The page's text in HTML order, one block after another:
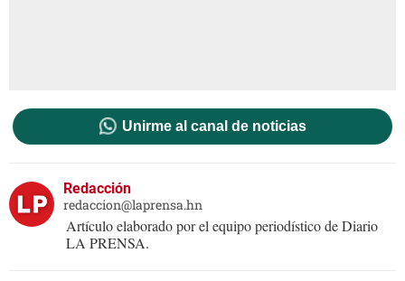
Unirme al canal de noticias
Redacción
redaccion@laprensa.hn
Artículo elaborado por el equipo periodístico de Diario
LA PRENSA.